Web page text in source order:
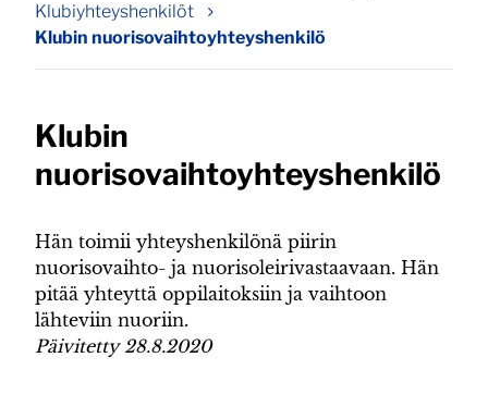
Klubiyhteyshenkilöt
Klubin nuorisovaihtoyhteyshenkilö
Klubin
nuorisovaihtoyhteyshenkilö
Hän toimii yhteyshenkilönä piirin
nuorisovaihto- ja nuorisoleirivastaavaan. Hän
pitää yhteyttä oppilaitoksiin ja vaihtoon
lähteviin nuoriin.
Päivitetty 28.8.2020